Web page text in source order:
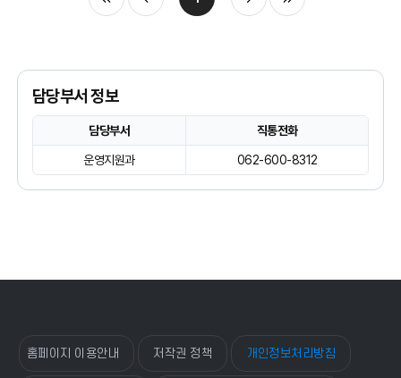
담당부서 정보
담당부서
운영지원과
직통전화
062-600-8312
홈페이지 이용안내 저작권 정책 개인정보처리방침